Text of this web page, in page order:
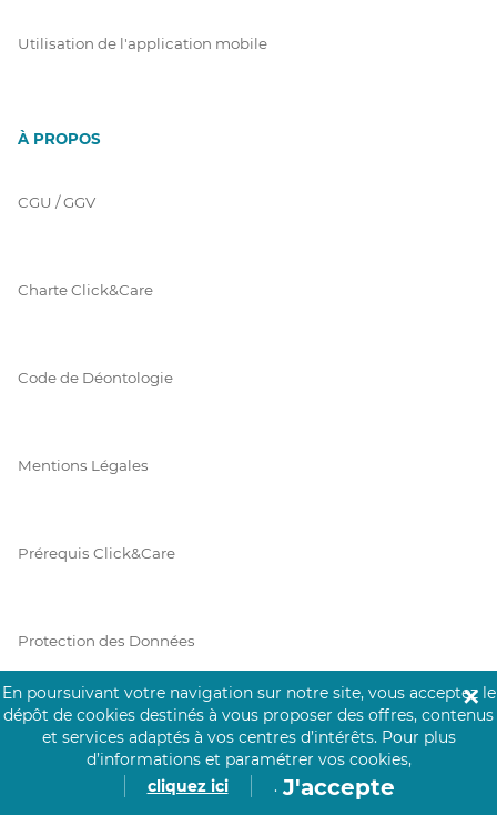
Utilisation de l'application mobile
À PROPOS
CGU / GGV
Charte Click&Care
Code de Déontologie
Mentions Légales
Prérequis Click&Care
Protection des Données
Vie Privée
En poursuivant votre navigation sur notre site, vous acceptez le
dépôt de cookies destinés à vous proposer des offres, contenus
et services adaptés à vos centres d’intérêts. Pour plus
d’informations et paramétrer vos cookies,
cliquez ici
. J'accepte
✕